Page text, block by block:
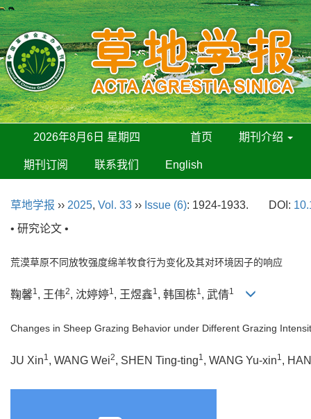
2026年8月6日 星期四 首页 期刊介绍
期刊订阅 联系我们 English
草地学报 ›› 2025, Vol. 33 ›› Issue (6): 1924-1933. DOI:
• 研究论文 •
荒漠草原不同放牧强度绵羊牧食行为变化及其对环境因子的响应
鞠馨1, 王伟2, 沈婷婷1, 王煜鑫1, 韩国栋1, 武倩1
Changes in Sheep Grazing Behavior under Different Grazing
JU Xin1, WANG Wei2, SHEN Ting-ting1, WANG Yu-xin1,